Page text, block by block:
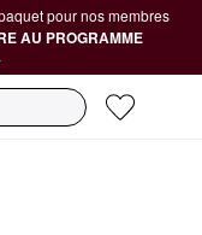
pour nos membres
AU PROGRAMME